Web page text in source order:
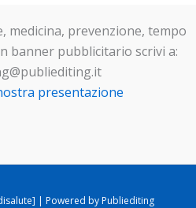
medicina, prevenzione, tempo
banner pubblicitario scrivi a:
presentazione
| Powered by Publiediting